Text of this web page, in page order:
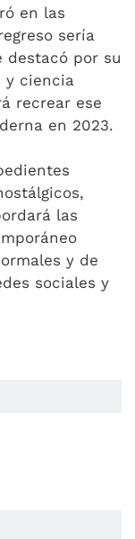
en las
sería
destacó por su
y ciencia
recrear ese
en 2023.
las
y de
sociales y